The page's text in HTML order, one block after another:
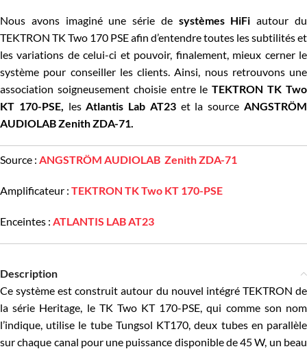
Nous avons imaginé une série de systèmes HiFi autour du
TEKTRON TK Two 170 PSE afin d’entendre toutes les subtilités et
les variations de celui-ci et pouvoir, finalement, mieux cerner le
système pour conseiller les clients. Ainsi, nous retrouvons une
association soigneusement choisie entre leTEKTRON TK Two
KT 170-PSE, lesAtlantis Lab AT23 et la source ANGSTRÖM
AUDIOLAB Zenith ZDA-71.
Source : ANGSTRÖM AUDIOLAB Zenith ZDA-71
Amplificateur : TEKTRON TK Two KT 170-PSE
Enceintes : ATLANTIS LAB AT23
Description
Ce système est construit autour du nouvel intégré TEKTRON de
la série Heritage, le TK Two KT 170-PSE, qui comme son nom
l’indique, utilise le tube Tungsol KT170, deux tubes en parallèle
sur chaque canal pour une puissance disponible de 45 W, un beau